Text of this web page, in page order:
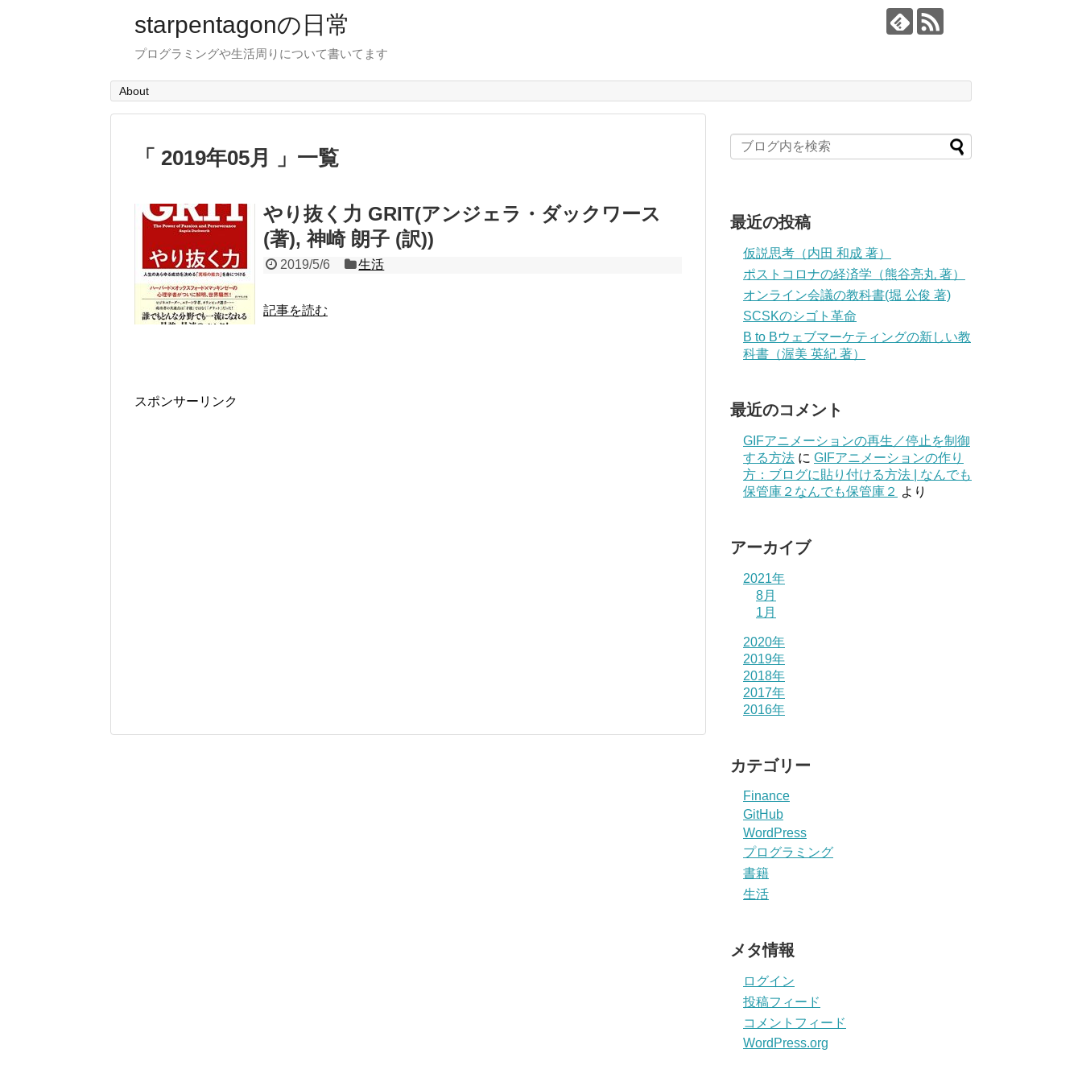
starpentagonの日常
プログラミングや生活周りについて書いてます
About
「 2019年05月 」一覧
やり抜く力 GRIT(アンジェラ・ダックワース
(著), 神崎 朗子 (訳))
2019/5/6 生活
記事を読む
スポンサーリンク
最近の投稿
仮説思考（内田 和成 著）
ポストコロナの経済学（熊谷亮丸 著）
オンライン会議の教科書(堀 公俊 著)
SCSKのシゴト革命
B to Bウェブマーケティングの新しい教
科書（渥美 英紀 著）
最近のコメント
GIFアニメーションの再生／停止を制御
する方法 に GIFアニメーションの作り
方：ブログに貼り付ける方法 | なんでも
保管庫２なんでも保管庫２ より
アーカイブ
2021年
8月
1月
2020年
2019年
2018年
2017年
2016年
カテゴリー
Finance
GitHub
WordPress
プログラミング
書籍
生活
メタ情報
ログイン
投稿フィード
コメントフィード
WordPress.org